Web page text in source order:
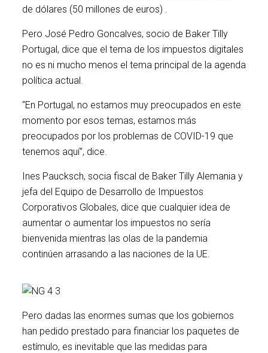
de dólares (50 millones de euros) .
Pero José Pedro Goncalves, socio de Baker Tilly
Portugal, dice que el tema de los impuestos digitales
no es ni mucho menos el tema principal de la agenda
política actual.
“En Portugal, no estamos muy preocupados en este
momento por esos temas, estamos más
preocupados por los problemas de COVID-19 que
tenemos aquí”, dice.
Ines Paucksch, socia fiscal de Baker Tilly Alemania y
jefa del Equipo de Desarrollo de Impuestos
Corporativos Globales, dice que cualquier idea de
aumentar o aumentar los impuestos no sería
bienvenida mientras las olas de la pandemia
continúen arrasando a las naciones de la UE.
Pero dadas las enormes sumas que los gobiernos
han pedido prestado para financiar los paquetes de
estímulo, es inevitable que las medidas para